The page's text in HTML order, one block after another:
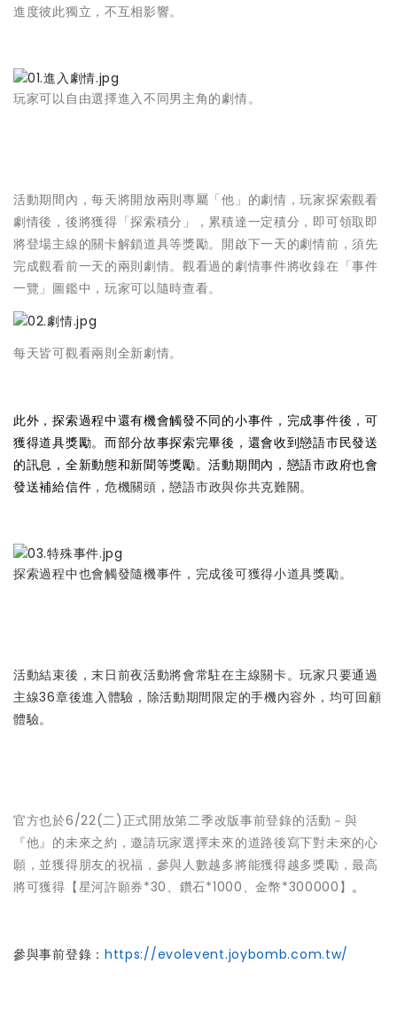
進度彼此獨立，不互相影響。
玩家可以自由選擇進入不同男主角的劇情。
活動期間內，每天將開放兩則專屬「他」的劇情，玩家探索觀看
劇情後，後將獲得「探索積分」，累積達一定積分，即可領取即
將登場主線的關卡解鎖道具等獎勵。開啟下一天的劇情前，須先
完成觀看前一天的兩則劇情。觀看過的劇情事件將收錄在「事件
一覽」圖鑑中，玩家可以隨時查看。
每天皆可觀看兩則全新劇情。
此外，探索過程中還有機會觸發不同的小事件，完成事件後，可
獲得道具獎勵。而部分故事探索完畢後，還會收到戀語市民發送
的訊息，全新動態和新聞等獎勵。活動期間內，戀語市政府也會
發送補給信件 ，危機關頭，戀語市政與你共克難關。
探索過程中也會觸發隨機事件，完成後可獲得小道具獎勵。
活動結束後，末日前夜活動將會常駐在主線關卡。玩家只要通過
主線36章後進入體驗，除活動期間限定的手機內容外，均可回顧
體驗。
官方也於6/22(二)正式開放第二季改版事前登錄的活動－與
『他』的未來之約，邀請玩家選擇未來的道路後寫下對未來的心
願，並獲得朋友的祝福，參與人數越多將能獲得越多獎勵，最高
將可獲得【星河許願券*30、鑽石*1000、金幣*300000】 。
參與事前登錄： https://evolevent.joybomb.com.tw/